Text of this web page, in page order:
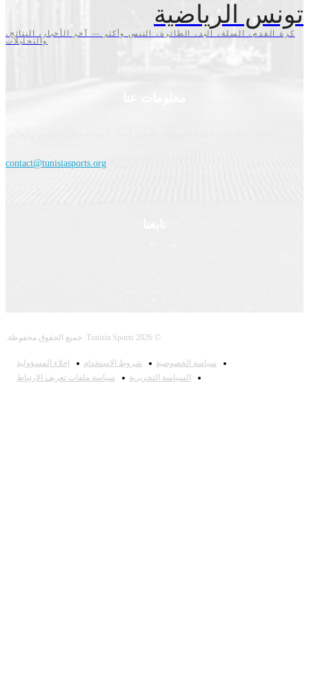
الرياضية
السلة، اليد، الطائرة، التنس وأكثر — آخر الأخبار، النتائج،
والتحليلات
contact@tunisiasports.org
سياسة الخصوصية شروط الاستخدام
إخلاء المسؤولية
السياسة التحريرية
سياسة ملفات تعريف الارتباط